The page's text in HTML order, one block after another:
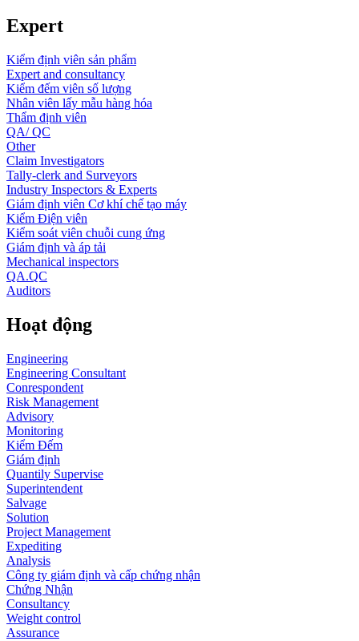
Expert
Kiểm định viên sản phẩm
Expert and consultancy
Kiểm đếm viên số lượng
Nhân viên lấy mẫu hàng hóa
Thẩm định viên
QA/ QC
Other
Claim Investigators
Tally-clerk and Surveyors
Industry Inspectors & Experts
Giám định viên Cơ khí chế tạo máy
Kiểm Điện viên
Kiểm soát viên chuỗi cung ứng
Giám định và áp tải
Mechanical inspectors
QA.QC
Auditors
Hoạt động
Engineering
Engineering Consultant
Conrespondent
Risk Management
Advisory
Monitoring
Kiểm Đếm
Giám định
Quantily Supervise
Superintendent
Salvage
Solution
Project Management
Expediting
Analysis
Công ty giám định và cấp chứng nhận
Chứng Nhận
Consultancy
Weight control
Assurance